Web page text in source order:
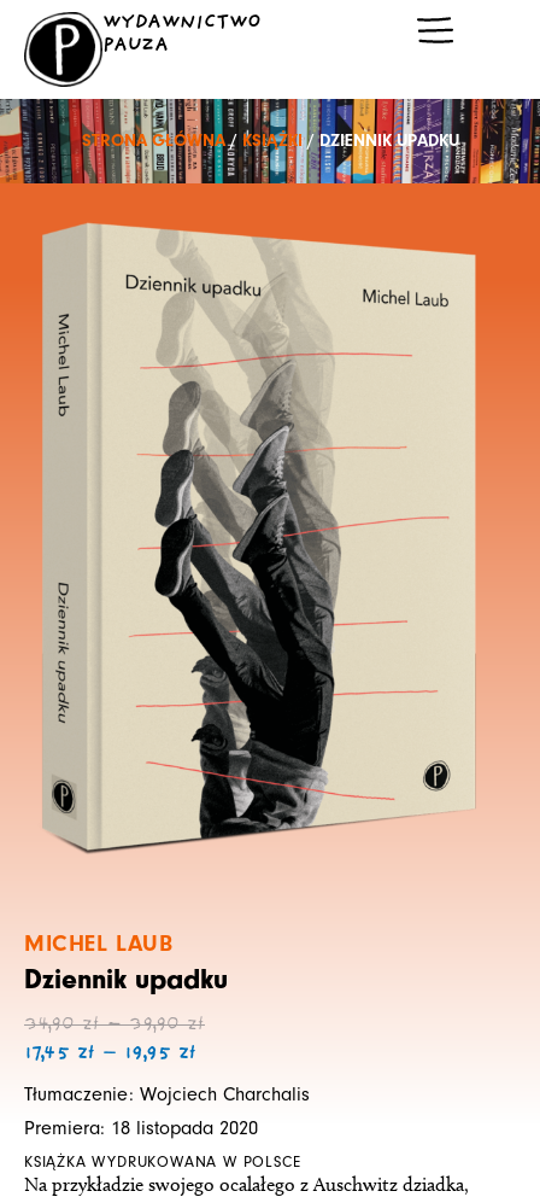
Przejdź
treści
WYDAWNICTWO
PAUZA
STRONA GŁÓWNA/ KSIĄŻKI/ DZIENNIK UPADKU
MICHEL LAUB
Dziennik upadku
34,90zł – 39,90złZakres
do
39,90 zł
17,45 zł – 19,95 zł
Zakres
do
19,95 zł
Tłumaczenie: Wojciech Charchalis
Premiera: 18 listopada 2020
KSIĄŻKA WYDRUKOWANA W POLSCE
Na przykładzie swojego ocalałego z Auschwitz dziadka,